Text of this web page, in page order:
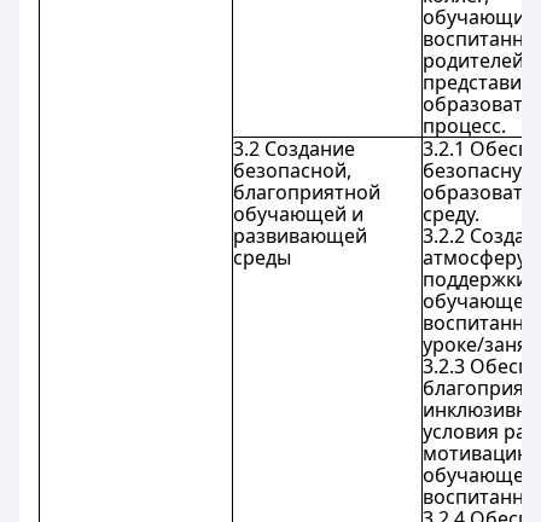
родителей/
процесс.
3.2 Создание
безопасной,
благоприятной
обучающей и
развивающей
среды
3.2.1
безопасную
среду.
3.2.2
атмосферу
поддержки
уроке/
3.2.3
условия
мотивацию